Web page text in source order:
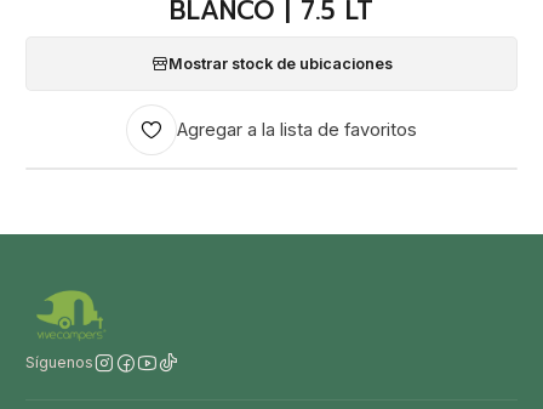
BLANCO | 7.5 LT
Mostrar stock de ubicaciones
Agregar a la lista de favoritos
Síguenos